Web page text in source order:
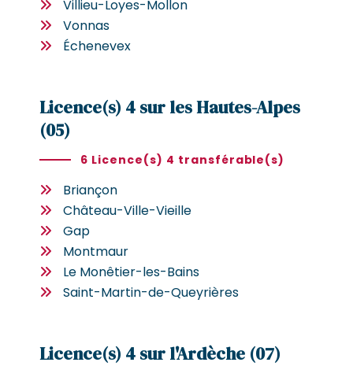
Villieu-Loyes-Mollon
Vonnas
Échenevex
Licence(s) 4 sur les Hautes-Alpes
(05)
6 Licence(s) 4 transférable(s)
Briançon
Château-Ville-Vieille
Gap
Montmaur
Le Monêtier-les-Bains
Saint-Martin-de-Queyrières
Licence(s) 4 sur l'Ardèche (07)